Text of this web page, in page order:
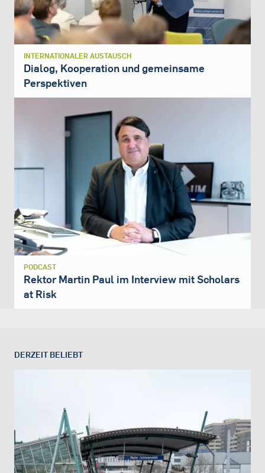
INTERNATIONALER AUSTAUSCH
Dialog, Kooperation und gemeinsame
Perspektiven
PODCAST
Rektor Martin Paul im Interview mit Scholars
at Risk
DERZEIT BELIEBT